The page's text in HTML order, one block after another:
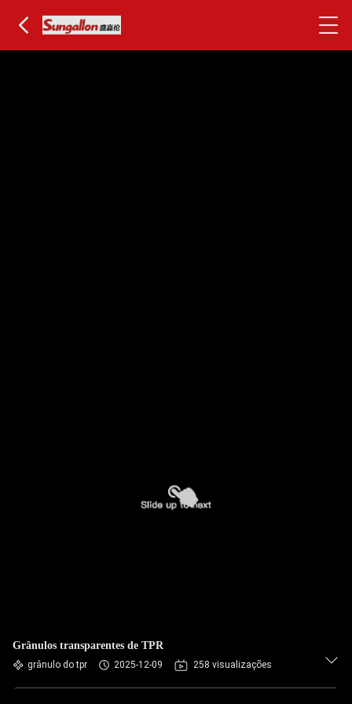
Grânulos transparentes de TPR
grânulo do tpr 2025-12-09 258 visualizações